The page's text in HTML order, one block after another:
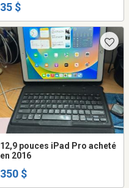
35 $
12,9 pouces iPad Pro acheté
en 2016
350 $